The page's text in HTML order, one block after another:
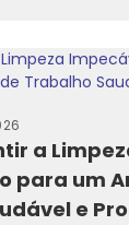
a
para um
e